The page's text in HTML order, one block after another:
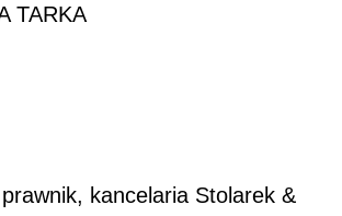
TARKA
prawnik, kancelaria Stolarek &